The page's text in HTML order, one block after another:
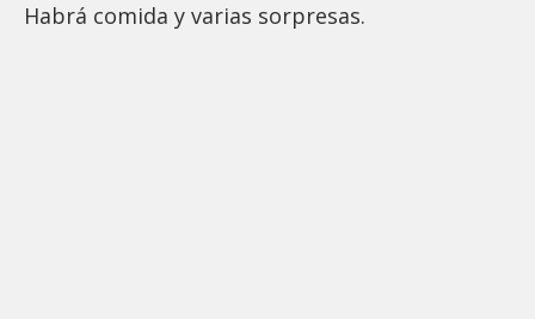
Habrá comida y varias sorpresas.